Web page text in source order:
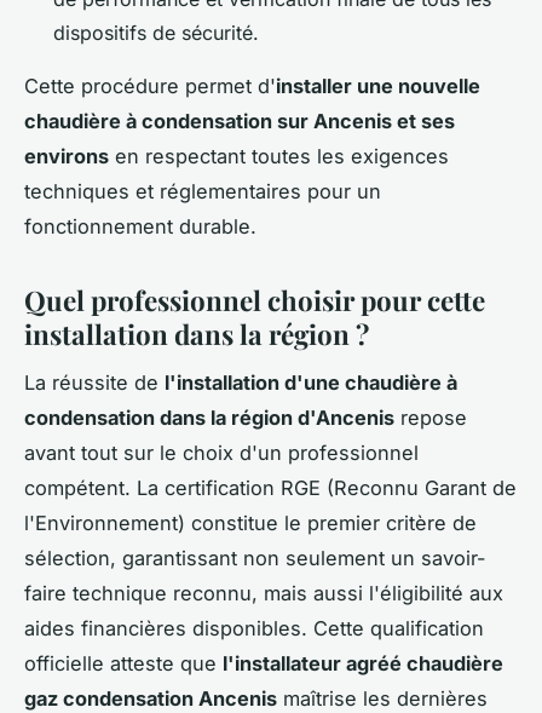
dispositifs de sécurité.
Cette procédure permet d'installer une nouvelle
chaudière à condensation sur Ancenis et ses
environs en respectant toutes les exigences
techniques et réglementaires pour un
fonctionnement durable.
Quel professionnel choisir pour cette
installation dans la région ?
La réussite de l'installation d'une chaudière à
condensation dans la région d'Ancenis repose
avant tout sur le choix d'un professionnel
compétent. La certification RGE (Reconnu Garant de
l'Environnement) constitue le premier critère de
sélection, garantissant non seulement un savoir-
faire technique reconnu, mais aussi l'éligibilité aux
aides financières disponibles. Cette qualification
officielle atteste que l'installateur agréé chaudière
gaz condensation Ancenis maîtrise les dernières